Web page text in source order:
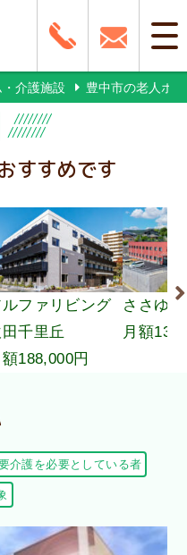
介護施設 豊中市の老人ホ
介護を必要としている者
すすめです
ゆりの宿り
138,200円
おるそ
月額